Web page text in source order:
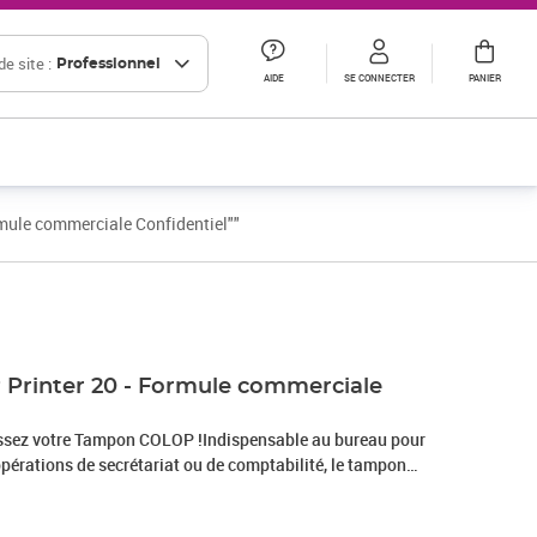
site : Professionnel
AIDE SE CONNECTER PANIER
commerciale Confidentiel""
Printer 20 - Formule commerciale
votre Tampon COLOP !Indispensable au bureau pour
de secrétariat ou de comptabilité, le tampon
permet de notifier tous vos documents importants.